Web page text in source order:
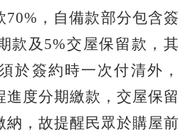
70%，自備款部分包含簽
款及5%交屋保留款，其
於簽約時一次付清外，
進度分期繳款，交屋保留
納，故提醒民眾於購屋前